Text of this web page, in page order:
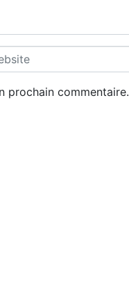
prochain commentaire.